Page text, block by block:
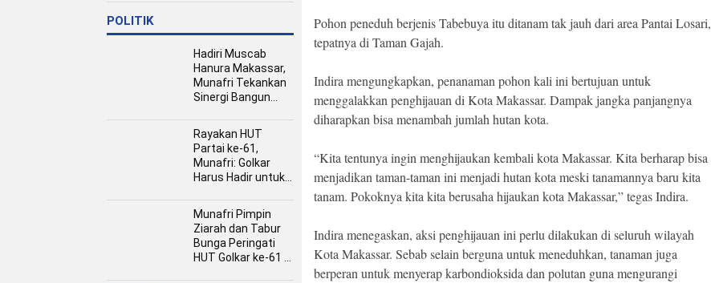
POLITIK
Hadiri Muscab
Hanura Makassar,
Munafri Tekankan
Sinergi Bangun
Rayakan HUT
Partai ke-61,
Munafri: Golkar
Harus Hadir untuk
Munafri Pimpin
Ziarah dan Tabur
Bunga Peringati
HUT Golkar ke-61 di
Pohon peneduh berjenis Tabebuya itu ditanam tak jauh dari area Pantai Losari,
tepatnya di Taman Gajah.
Indira mengungkapkan, penanaman pohon kali ini bertujuan untuk
menggalakkan penghijauan di Kota Makassar. Dampak jangka panjangnya
diharapkan bisa menambah jumlah hutan kota.
“Kita tentunya ingin menghijaukan kembali kota Makassar. Kita berharap bisa
menjadikan taman-taman ini menjadi hutan kota meski tanamannya baru kita
tanam. Pokoknya kita kita berusaha hijaukan kota Makassar,” tegas Indira.
Indira menegaskan, aksi penghijauan ini perlu dilakukan di seluruh wilayah
Kota Makassar. Sebab selain berguna untuk meneduhkan, tanaman juga
berperan untuk menyerap karbondioksida dan polutan guna mengurangi